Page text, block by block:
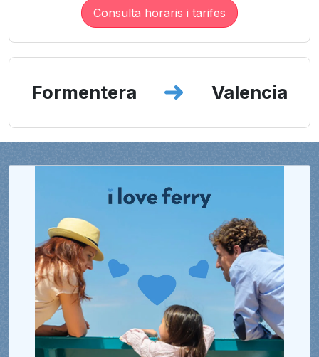
Consulta horaris i tarifes
Formentera Valencia